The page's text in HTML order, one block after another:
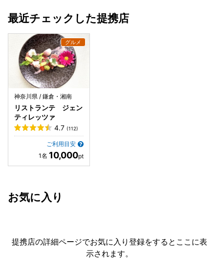
最近チェックした提携店
神奈川県 / 鎌倉・湘南
リストランテ ジェン
ティレッツァ
4.7 (112)
ご利用目安
10,000
お気に入り
提携店の詳細ページでお気に入り登録をすると ここに表
示されます。